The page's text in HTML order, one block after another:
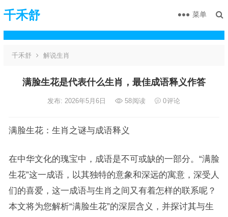
千禾舒 菜单
千禾舒 解说生肖
满脸生花是代表什么生肖，最佳成语释义作答
发布: 2026年5月6日 58阅读 0评论
满脸生花：生肖之谜与成语释义
在中华文化的瑰宝中，成语是不可或缺的一部分。“满脸
生花”这一成语，以其独特的意象和深远的寓意，深受人
们的喜爱，这一成语与生肖之间又有着怎样的联系呢？
本文将为您解析“满脸生花”的深层含义，并探讨其与生